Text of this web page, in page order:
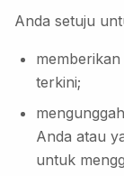
Anda setuju
terkini;
Anda atau
untuk